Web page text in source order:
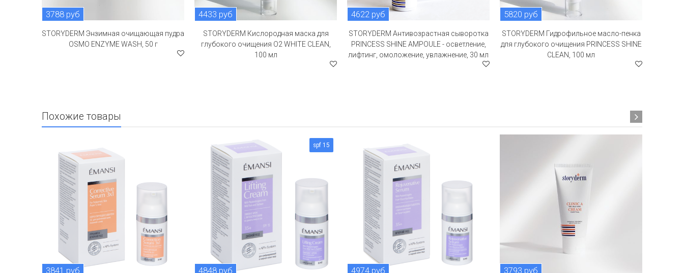
3788 руб
STORYDERM Энзимная очищающая пудра
OSMO ENZYME WASH, 50 г
4433 руб
STORYDERM Кислородная маска для
глубокого очищения O2 WHITE CLEAN,
100 мл
4622 руб
STORYDERM Антивозрастная сыворотка
PRINCESS SHINE AMPOULE - осветление,
лифтинг, омоложение, увлажнение, 30 мл
5820 руб
STORYDERM Гидрофильное масло-пенка
для глубокого очищения PRINCESS SHINE
CLEAN, 100 мл
Похожие товары
3841 руб
spf 15
4848 руб 4974 руб 3793 руб